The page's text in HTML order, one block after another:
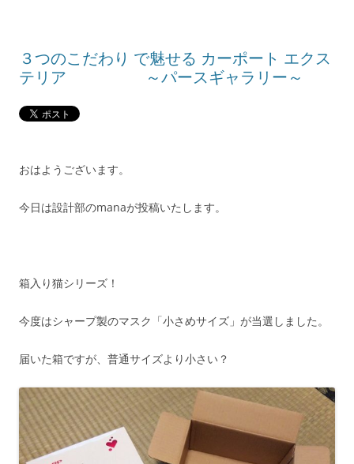
３つのこだわり で魅せる カーポート エクス
テリア ～パースギャラリー～
おはようございます。
今日は設計部のmanaが投稿いたします。
箱入り猫シリーズ！
今度はシャープ製のマスク「小さめサイズ」が当選しました。
届いた箱ですが、普通サイズより小さい？